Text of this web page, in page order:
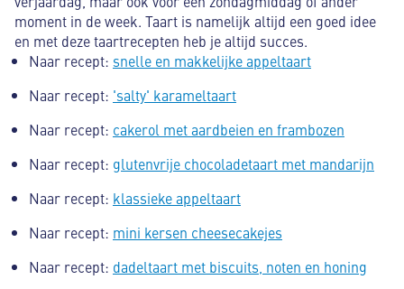
moment in de week. Taart is namelijk altijd een goed idee
en met deze taartrecepten heb je altijd succes.
Naar recept: snelle en makkelijke appeltaart
Naar recept: 'salty' karameltaart
Naar recept: cakerol met aardbeien en frambozen
Naar recept: glutenvrije chocoladetaart met mandarijn
Naar recept: klassieke appeltaart
Naar recept: mini kersen cheesecakejes
Naar recept: dadeltaart met biscuits, noten en honing